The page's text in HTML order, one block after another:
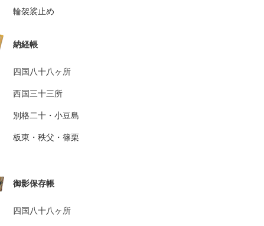
輪袈裟止め
納経帳
四国八十八ヶ所
西国三十三所
別格二十・小豆島
板東・秩父・篠栗
御影保存帳
四国八十八ヶ所